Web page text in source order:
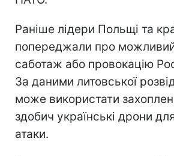
Раніше лідери Польщі та
попереджали про
саботаж або провокацію
За даними литовської
може використати
здобич українські дрони
атаки.